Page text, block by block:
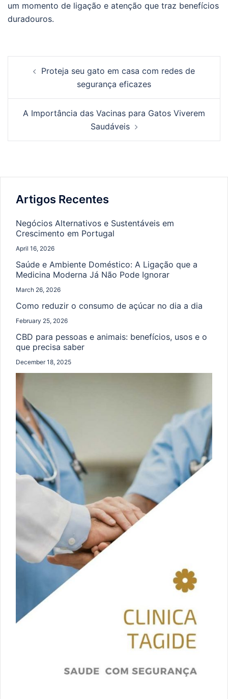
um momento de ligação e atenção que traz benefícios
duradouros.
navigationProteja seu gato em casa com redes de
segurança eficazes
A Importância das Vacinas para Gatos Viverem
Saudáveis
Artigos Recentes
Negócios Alternativos e Sustentáveis em
Crescimento em Portugal
April 16, 2026
Saúde e Ambiente Doméstico: A Ligação que a
Medicina Moderna Já Não Pode Ignorar
March 26, 2026
Como reduzir o consumo de açúcar no dia a dia
February 25, 2026
CBD para pessoas e animais: benefícios, usos e o
que precisa saber
December 18, 2025